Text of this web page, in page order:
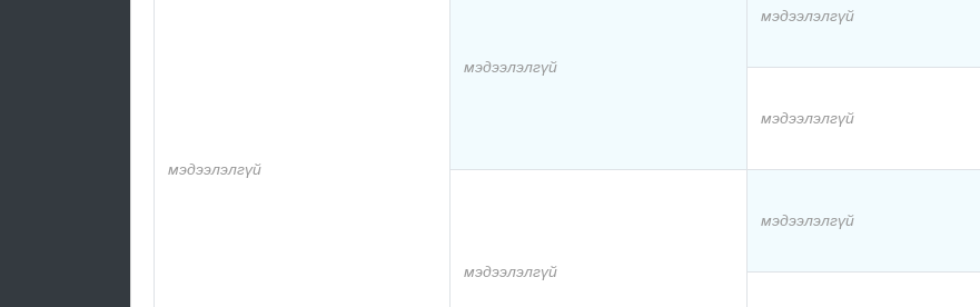
мэдээлэлгүй
мэдээлэлгүй
мэдээлэлгүй
мэдээлэлгүй
мэдээлэлгүй
мэдээлэлгүй